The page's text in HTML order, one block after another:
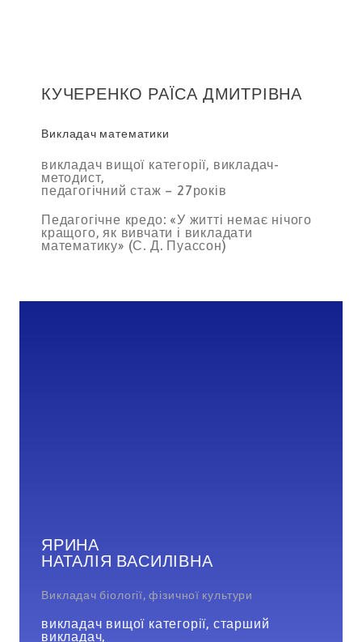
КУЧЕРЕНКО РАЇСА ДМИТРІВНА
Викладач математики
викладач вищої категорії, викладач-
методист,
педагогічний стаж – 27років
Педагогічне кредо: «У житті немає нічого
кращого, як вивчати і викладати
математику» (С. Д. Пуассон)
ЯРИНА
НАТАЛІЯ ВАСИЛІВНА
Викладач біології, фізичної культури
викладач вищої категорії, старший
викладач,